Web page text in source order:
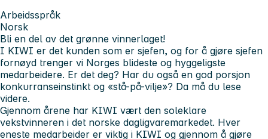
Arbeidsspråk
Norsk
Bli en del av det grønne vinnerlaget!
I KIWI er det kunden som er sjefen, og for å gjøre sjefen
fornøyd trenger vi Norges blideste og hyggeligste
medarbeidere. Er det deg? Har du også en god porsjon
konkurranseinstinkt og «stå-på-vilje»? Da må du lese
videre.
Gjennom årene har KIWI vært den soleklare
vekstvinneren i det norske dagligvaremarkedet. Hver
eneste medarbeider er viktig i KIWI og gjennom å gjøre